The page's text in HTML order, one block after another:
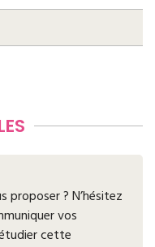
proposer ? N’hésitez
vos
cette